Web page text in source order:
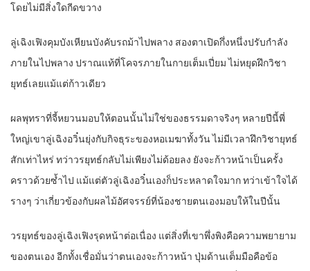
โดยไม่มีสิ่งใดกีดขวาง
ลู่เฉิงเฟิงคุมบังเหียนบังคับรถม้าไปพลาง สองตาเปิดกึ่งหนึ่งปรับกำลัง
ภายในไปพลาง ปราณแท้ที่โคจรภายในกายเต็มเปี่ยม ไม่หยุดฝึกวิชา
ยุทธ์เลยแม้แต่ก้าวเดียว
ผลพุทราที่จี้หยวนมอบให้ตอนนั้นไม่ใช่ของธรรมดาจริงๆ หลายปีนี้พี่
ใหญ่เขาลู่เฉิงอวิ๋นยุ่งกับกิจธุระของหอเมฆาทั้งวัน ไม่มีเวลาฝึกวิชายุทธ์
สักเท่าไหร่ ทว่าวรยุทธ์กลับไม่เพียงไม่ด้อยลง ยังจะก้าวหน้าเป็นครั้ง
คราวด้วยซ้ำไป แม้แต่ตัวลู่เฉิงอวิ๋นเองก็ประหลาดใจมาก ทว่าเข้าใจได้
รางๆ ว่าเกี่ยวข้องกับผลไม้อัศจรรย์ที่น้องชายตนเองมอบให้ในปีนั้น
วรยุทธ์ของลู่เฉิงเฟิงรุดหน้าต่อเนื่อง แต่สิ่งที่เขาพึ่งพิงคือความพยายาม
ของตนเอง อีกทั้งเชื่อมั่นว่าตนเองจะก้าวหน้า ปุ่มด้านเต็มมือคือข้อ